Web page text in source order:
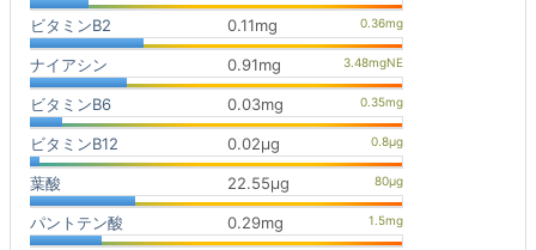
ビタミンB2 0.11mg
ナイアシン 0.91mg
ビタミンB6 0.03mg
ビタミンB12 0.02μg
葉酸 22.55μg
パントテン酸 0.29mg